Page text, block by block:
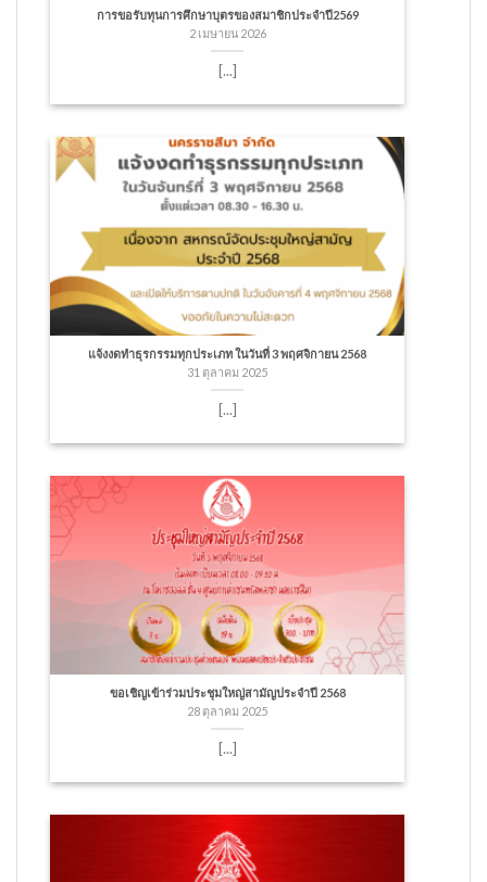
การขอรับทุนการศึกษาบุตรของสมาชิกประจำปี2569
2 เมษายน 2026
[...]
แจ้งงดทำธุรกรรมทุกประเภท ในวันที่ 3 พฤศจิกายน 2568
31 ตุลาคม 2025
[...]
ขอเชิญเข้าร่วมประชุมใหญ่สามัญประจำปี 2568
28 ตุลาคม 2025
[...]